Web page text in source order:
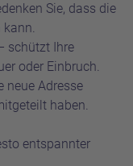
Sie, dass die
kann.
schützt Ihre
oder Einbruch.
neue Adresse
haben.
entspannter